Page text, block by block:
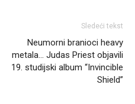
Sledeći tekst
Neumorni branioci heavy
metala… Judas Priest objavili
19. studijski album “Invincible
Shield”